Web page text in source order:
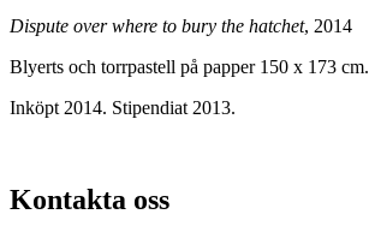
Dispute over where to bury the hatchet, 2014
Blyerts och torrpastell på papper 150 x 173 cm.
Inköpt 2014. Stipendiat 2013.
Kontakta oss